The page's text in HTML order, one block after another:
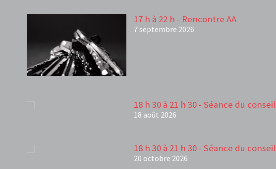
17 h à 22 h - Rencontre AA
7 septembre 2026
18 h 30 à 21 h 30 - Séance du conseil
18 août 2026
18 h 30 à 21 h 30 - Séance du conseil
20 octobre 2026